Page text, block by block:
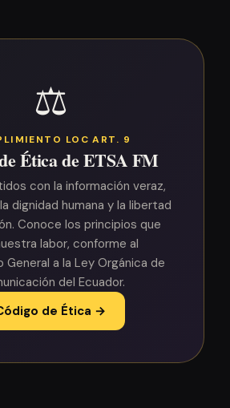
⚖️
LOC ART. 9
Ética de ETSA FM
con la información veraz,
dignidad humana y la libertad
Conoce los principios que
labor, conforme al
General a la Ley Orgánica de
del Ecuador.
de Ética →